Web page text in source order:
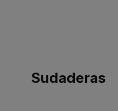
Sudaderas